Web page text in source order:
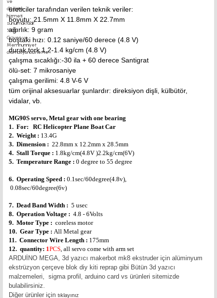
üreticiler tarafından verilen teknik veriler:
boyutu: 21.5mm X 11.8mm X 22.7mm
ağırlık: 9 gram
boştaki hızı: 0.12 saniye/60 derece (4.8 V)
durak tork 1.2-1.4 kg/cm (4.8 V)
çalışma sıcaklığı:-30 ila + 60 derece Santigrat
ölü-set: 7 mikrosaniye
çalışma gerilimi: 4.8 V-6 V
tüm orijinal aksesuarlar şunlardır: direksiyon dişli, külbütör,
vidalar, vb.
MG90S servo, Metal gear with one bearing
1. For: RC Helicopter Plane Boat Car
2. Weight : 13.4G
3. Dimension : 22.8mm x 12.2mm x 28.5mm
4. Stall Torque : 1.8kg/cm(4.8V )2.2kg/cm(6V)
5. Temperature Range : 0 degree to 55 degree
6. Operating Speed : 0.1sec/60degree(4.8v),
0.08sec/60degree(6v)
7. Dead Band Width : 5 usec
8. Operation Voltage : 4.8 - 6Volts
9. Motor Type : coreless motor
10. Gear Type : All Metal gear
11. Connector Wire Length : 175mm
12. quantity: 1PCS, all servo come with arm set
ARDUİNO MEGA, 3d yazıcı makerbot mk8 ekstruder için alüminyum
ekstrüzyon çerçeve blok diy kiti reprap gibi Bütün 3d yazıcı
malzemeleri, sigma profil, arduino card vs ürünleri sitemizde
bulabilirsiniz.
Diğer ürünler için tıklayınız